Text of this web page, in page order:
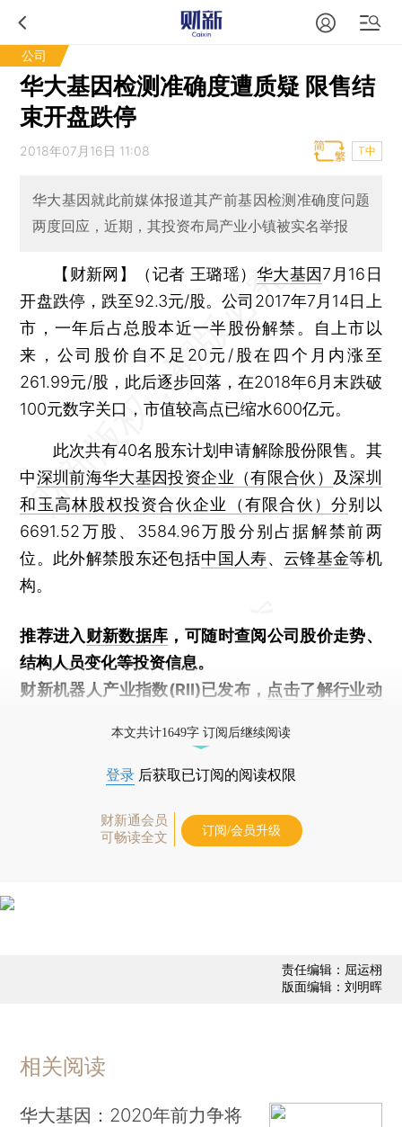
公司
华大基因检测准确度遭质疑 限售结
束开盘跌停
2018年07月16日 11:08 T中
华大基因就此前媒体报道其产前基因检测准确度问题
两度回应，近期，其投资布局产业小镇被实名举报
【财新网】（记者 王璐瑶） 华大基因7月16日
开盘跌停，跌至92.3元/股。公司2017年7月14日上
市，一年后占总股本近一半股份解禁。自上市以
来，公司股价自不足20元/股在四个月内涨至
261.99元/股，此后逐步回落，在2018年6月末跌破
100元数字关口，市值较高点已缩水600亿元。
此次共有40名股东计划申请解除股份限售。其
中深圳前海华大基因投资企业（有限合伙） 及深圳
和玉高林股权投资合伙企业（有限合伙）分别以
6691.52万股、3584.96万股分别占据解禁前两
位。此外解禁股东还包括中国人寿、 云锋基金等机
构。
推荐进入财新数据库 ，可随时查阅公司股价走势、
结构人员变化等投资信息。
财新机器人产业指数(RII)已发布， 点击了解行业动
本文共计1649字 订阅后继续阅读
登录 后获取已订阅的阅读权限
财新通会员
可畅读全文
订阅/会员升级
责任编辑：屈运栩
版面编辑：刘明晖
相关阅读
华大基因：2020年前力争将